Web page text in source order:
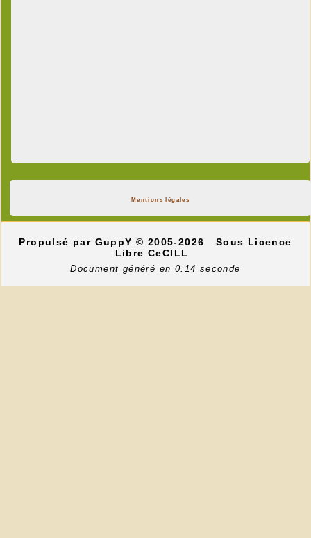
Mentions légales
Propulsé par GuppY© 2005-2026
Sous Licence
Libre CeCILL
Document généré en 0.14 seconde